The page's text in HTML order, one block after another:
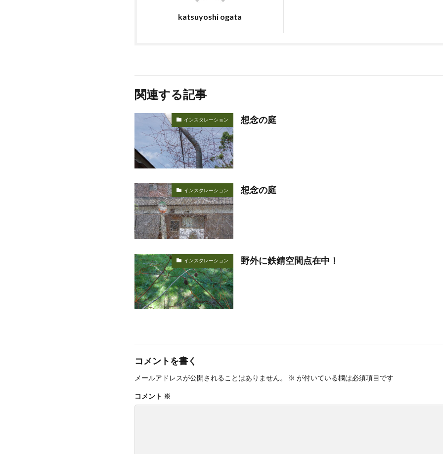
katsuyoshi ogata
関連する記事
インスタレーション 想念の庭
インスタレーション 想念の庭
インスタレーション 野外に鉄錆空間点在中！
コメントを書く
メールアドレスが公開されることはありません。 ※ が付いている欄は必須項目です
コメント ※